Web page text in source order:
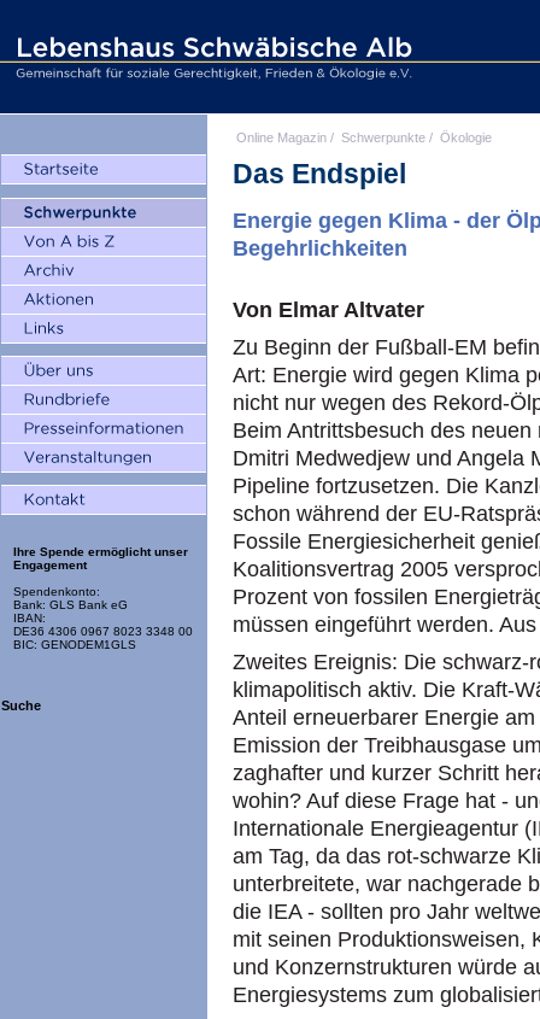
Ihre Spende ermöglicht unser
Engagement
Spendenkonto:
Bank: GLS Bank eG
IBAN:
DE36 4306 0967 8023 3348 00
BIC: GENODEM1GLS
Suche
Online Magazin / Schwerpunkte / Ökologie
Das Endspiel
Energie gegen Klima - der
Begehrlichkeiten
Von Elmar Altvater
Zu Beginn der Fußball-EM
Art: Energie wird gegen Klima
nicht nur wegen des Rekord-
Beim Antrittsbesuch des
Dmitri Medwedjew und Angela
Pipeline fortzusetzen. Die
schon während der EU-
Fossile Energiesicherheit
Koalitionsvertrag 2005
Prozent von fossilen
müssen eingeführt werden.
Zweites Ereignis: Die
klimapolitisch aktiv. Die Kraft-
Anteil erneuerbarer Energie
Emission der Treibhausgase
zaghafter und kurzer Schritt
wohin? Auf diese Frage hat -
Internationale Energieagentur
am Tag, da das rot-schwarze
unterbreitete, war nachgerade
die IEA - sollten pro Jahr
mit seinen Produktionsweisen,
und Konzernstrukturen würde
Energiesystems zum